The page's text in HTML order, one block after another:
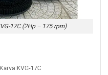
17C (2Hp – 175 rpm)
KVG-17C